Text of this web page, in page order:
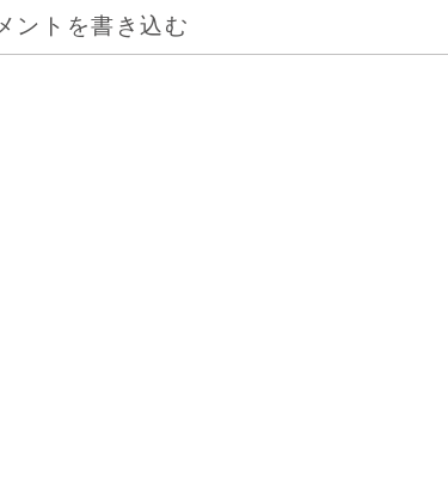
ントを書き込む